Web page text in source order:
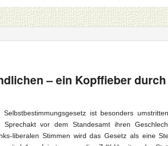
– ein Kopffieber
ist besonders
vor dem Standesamt ihren
liberalen Stimmen wird das Gesetz als eine